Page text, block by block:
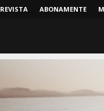
REVISTA ABONAMENTE